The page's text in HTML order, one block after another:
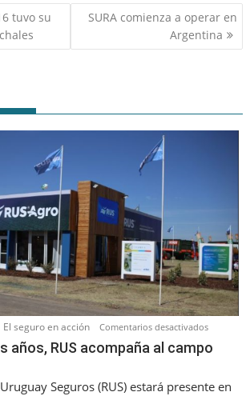
tuvo su
SURA comienza a operar en
Argentina
El seguro en acción Comentarios desactivadosen
Como
años, RUS acompaña al campo
Seguros (RUS) estará presente en